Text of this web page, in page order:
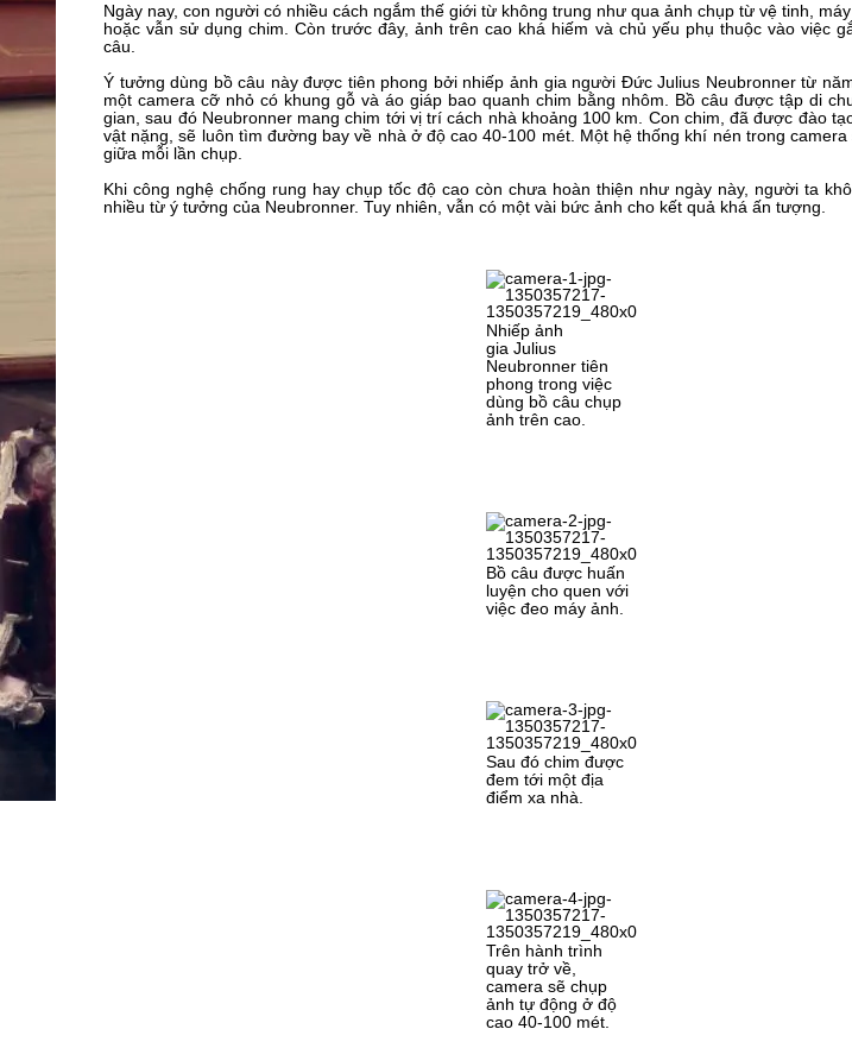
Ngày nay, con người có nhiều cách ngắm thế giới từ không trung như qua ảnh chụp từ vệ tinh,
hoặc vẫn sử dụng chim. Còn trước đây, ảnh trên cao khá hiếm và chủ yếu phụ thuộc vào việc
câu.
Ý tưởng dùng bồ câu này được tiên phong bởi nhiếp ảnh gia người Đức Julius Neubronner từ
một camera cỡ nhỏ có khung gỗ và áo giáp bao quanh chim bằng nhôm. Bồ câu được tập di
gian, sau đó Neubronner mang chim tới vị trí cách nhà khoảng 100 km. Con chim, đã được đào
vật nặng, sẽ luôn tìm đường bay về nhà ở độ cao 40-100 mét. Một hệ thống khí nén trong
giữa mỗi lần chụp.
Khi công nghệ chống rung hay chụp tốc độ cao còn chưa hoàn thiện như ngày này, người ta
nhiều từ ý tưởng của Neubronner. Tuy nhiên, vẫn có một vài bức ảnh cho kết quả khá ấn tượng.
Nhiếp ảnh
gia Julius
Neubronner tiên
phong trong việc
dùng bồ câu chụp
ảnh trên cao.
Bồ câu được huấn
luyện cho quen với
việc đeo máy ảnh.
Sau đó chim được
đem tới một địa
điểm xa nhà.
Trên hành trình
quay trở về,
camera sẽ chụp
ảnh tự động ở độ
cao 40-100 mét.